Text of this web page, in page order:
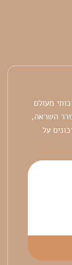
מעולם
השראה,
על